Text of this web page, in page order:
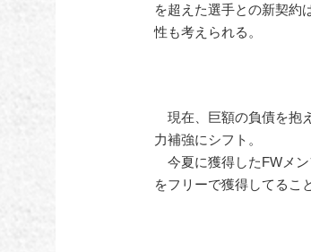
を超えた選手との新契約
性も考えられる。
現在、巨額の負債を抱
力補強にシフト。
今夏に獲得したFWメン
をフリーで獲得してるこ